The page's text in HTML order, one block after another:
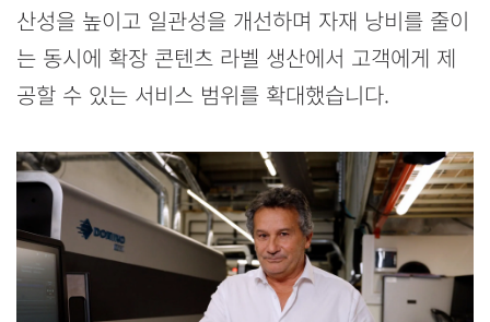
산성을 높이고 일관성을 개선하며 자재 낭비를 줄이
는 동시에 확장 콘텐츠 라벨 생산에서 고객에게 제
공할 수 있는 서비스 범위를 확대했습니다.